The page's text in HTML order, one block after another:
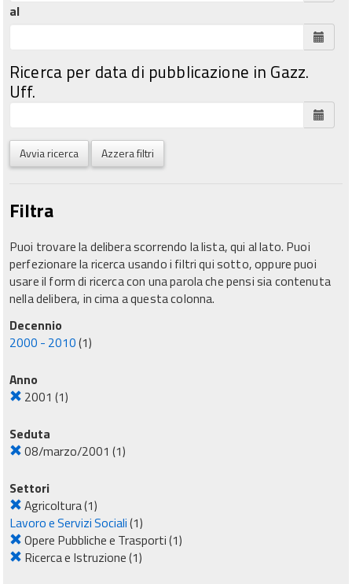
al
Ricerca per data di pubblicazione in Gazz.
Uff.
Avvia ricerca Azzera filtri
Filtra
Puoi trovare la delibera scorrendo la lista, qui al lato. Puoi
perfezionare la ricerca usando i filtri qui sotto, oppure puoi
usare il form di ricerca con una parola che pensi sia contenuta
nella delibera, in cima a questa colonna.
Decennio
2000 - 2010(1)
Anno
2001 (1)
Seduta
08/marzo/2001 (1)
Settori
Agricoltura(1)
Lavoro e Servizi Sociali(1)
Opere Pubbliche e Trasporti(1)
Ricerca e Istruzione(1)